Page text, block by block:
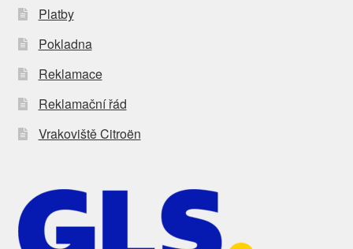
Platby
Pokladna
Reklamace
Reklamační řád
Vrakoviště Citroën